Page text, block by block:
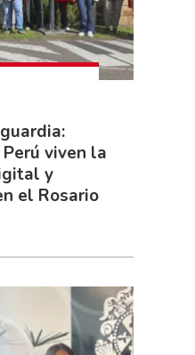
viven la
y
el Rosario